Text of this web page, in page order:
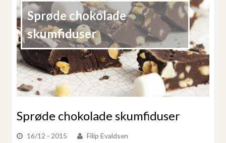
Sprøde chokolade
skumfiduser
Sprøde chokolade skumfiduser
16/12 - 2015
Filip Evaldsen